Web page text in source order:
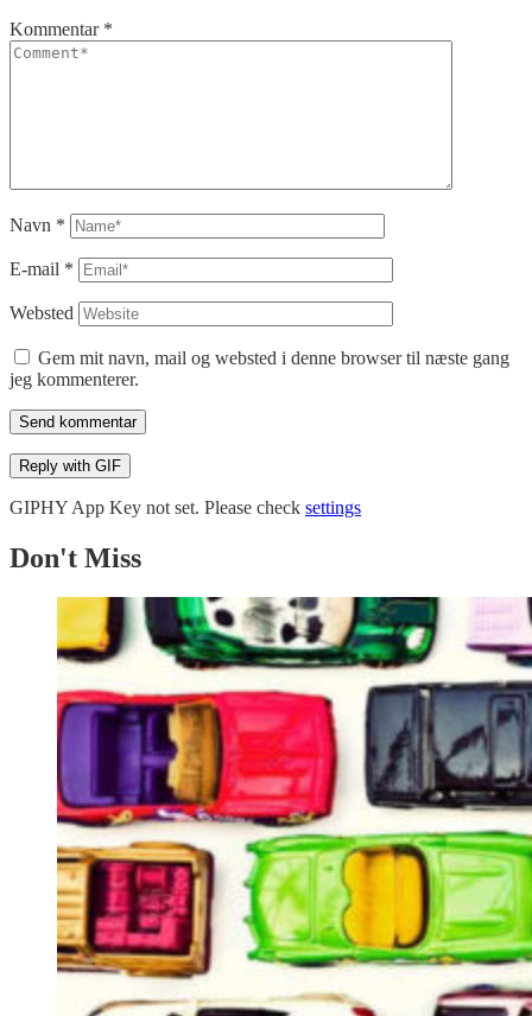
Kommentar *
Navn *
E-mail *
Websted
Gem mit navn, mail og websted i denne browser til næste gang
jeg kommenterer.
Send kommentar
Reply with GIF
GIPHY App Key not set. Please check settings
Don't Miss